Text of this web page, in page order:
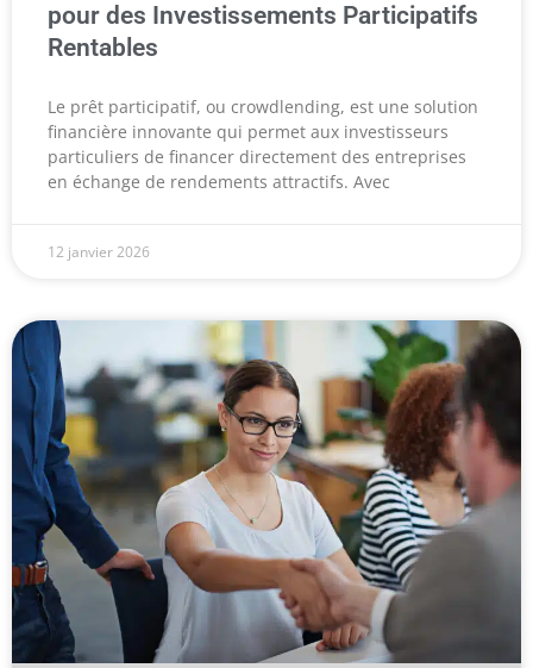
pour des Investissements Participatifs
Rentables
Le prêt participatif, ou crowdlending, est une solution
financière innovante qui permet aux investisseurs
particuliers de financer directement des entreprises
en échange de rendements attractifs. Avec
12 janvier 2026